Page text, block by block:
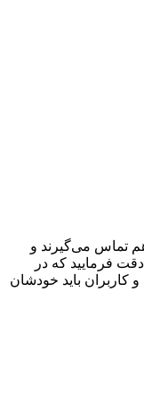
می‌گیرند و
که در
باید خودشان